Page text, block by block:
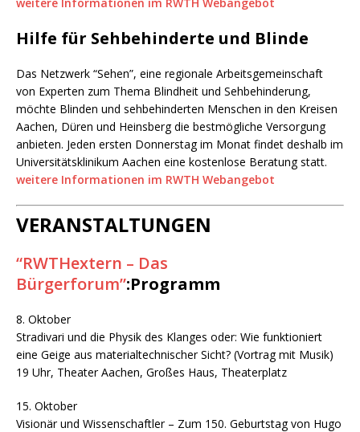
Hilfe für Sehbehinderte und Blinde
Das Netzwerk “Sehen”, eine regionale Arbeitsgemeinschaft
von Experten zum Thema Blindheit und Sehbehinderung,
möchte Blinden und sehbehinderten Menschen in den Kreisen
Aachen, Düren und Heinsberg die bestmögliche Versorgung
anbieten. Jeden ersten Donnerstag im Monat findet deshalb im
Universitätsklinikum Aachen eine kostenlose Beratung statt.
weitere Informationen im RWTH Webangebot
VERANSTALTUNGEN
“RWTHextern – Das
Bürgerforum”:Programm
8. Oktober
Stradivari und die Physik des Klanges oder: Wie funktioniert
eine Geige aus materialtechnischer Sicht? (Vortrag mit Musik)
19 Uhr, Theater Aachen, Großes Haus, Theaterplatz
15. Oktober
Visionär und Wissenschaftler – Zum 150. Geburtstag von Hugo